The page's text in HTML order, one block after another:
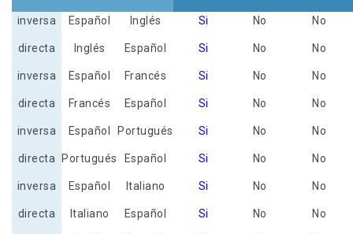
inversa Español Inglés Si No No
directa Inglés Español Si No No
inversa Español Francés Si No No
directa Francés Español Si No No
inversa Español Portugués Si No No
directa Portugués Español Si No No
inversa Español Italiano Si No No
directa Italiano Español Si No No